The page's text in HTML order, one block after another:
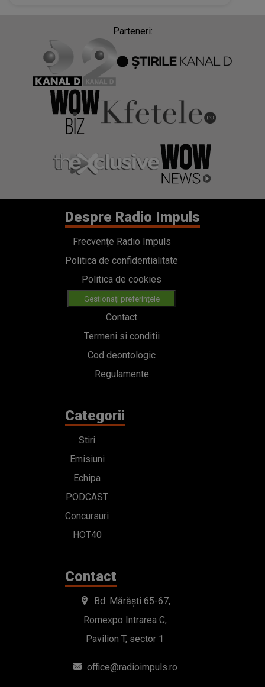
Parteneri:
Despre Radio Impuls
Frecvențe Radio Impuls
Politica de confidentialitate
Politica de cookies
Gestionați preferințele
Contact
Termeni si conditii
Cod deontologic
Regulamente
Categorii
Stiri
Emisiuni
Echipa
PODCAST
Concursuri
HOT40
Contact
Bd. Mărăști 65-67,
Romexpo Intrarea C,
Pavilion T, sector 1
office@radioimpuls.ro